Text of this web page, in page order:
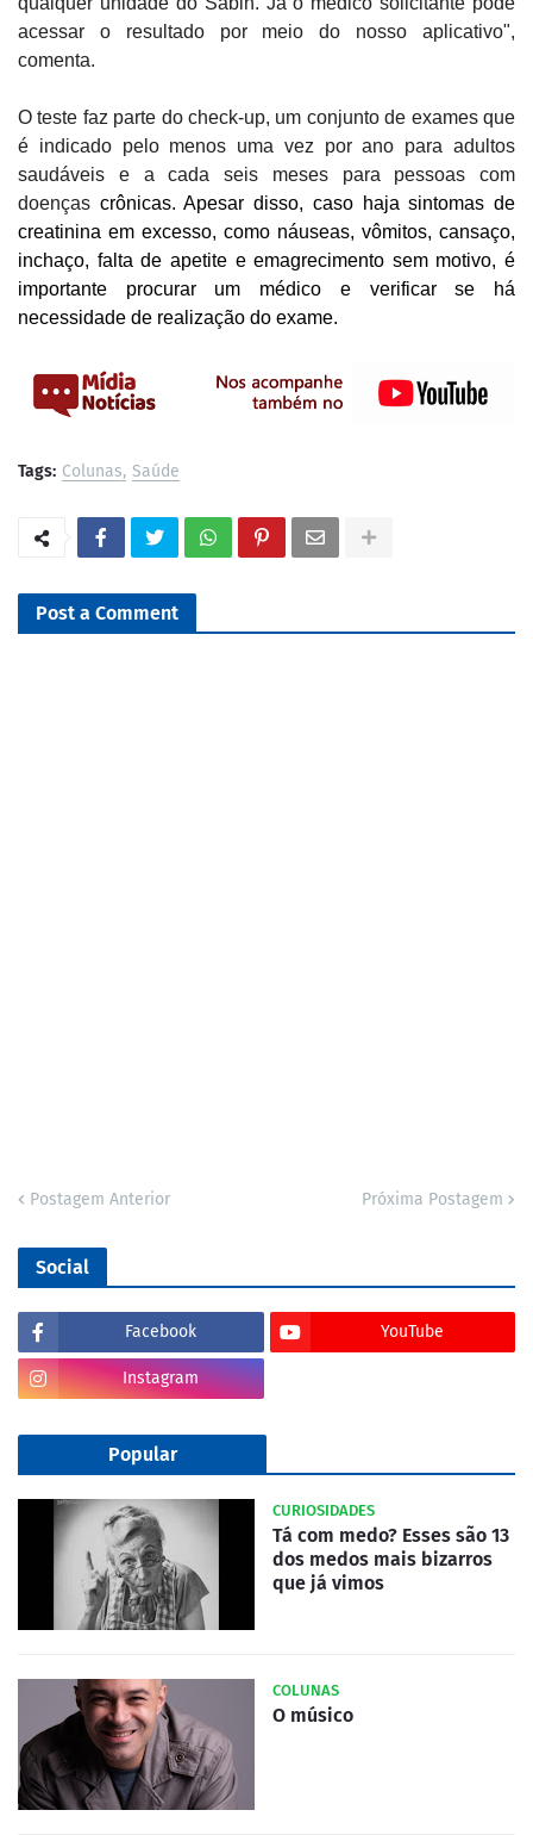
acessar o resultado por meio do nosso aplicativo",
comenta.
O teste faz parte do check-up, um conjunto de exames que
é indicado pelo menos uma vez por ano para adultos
saudáveis e a cada seis meses para pessoas com
doenças crônicas. Apesar disso, caso haja sintomas de
creatinina em excesso, como náuseas, vômitos, cansaço,
inchaço, falta de apetite e emagrecimento sem motivo, é
importante procurar um médico e verificar se há
necessidade de realização do exame.
Tags: Colunas Saúde
Post a Comment
Postagem Anterior Próxima Postagem
Social
Facebook YouTube
Instagram
Popular
CURIOSIDADES
Tá com medo? Esses são 13
dos medos mais bizarros
que já vimos
COLUNAS
O músico